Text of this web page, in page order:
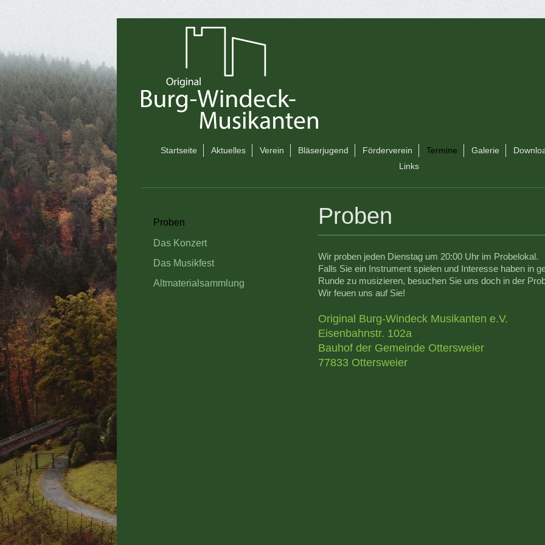
Startseite Aktuelles Verein Bläserjugend Förderverein Termine Galerie
Links
Proben
Wir proben jeden Dienstag um 20:00 Uhr im Probelokal.
Falls Sie ein Instrument spielen und Interesse haben in
Runde zu musizieren, besuchen Sie uns doch in der
Wir feuen uns auf Sie!
Original Burg-Windeck Musikanten e.V.
Eisenbahnstr. 102a
Bauhof der Gemeinde Ottersweier
77833 Ottersweier
Proben
Das Konzert
Das Musikfest
Altmaterialsammlung